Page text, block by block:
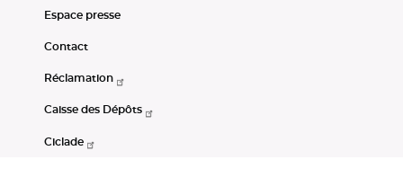
Espace presse
Contact
Réclamation
Caisse des Dépôts
Ciclade